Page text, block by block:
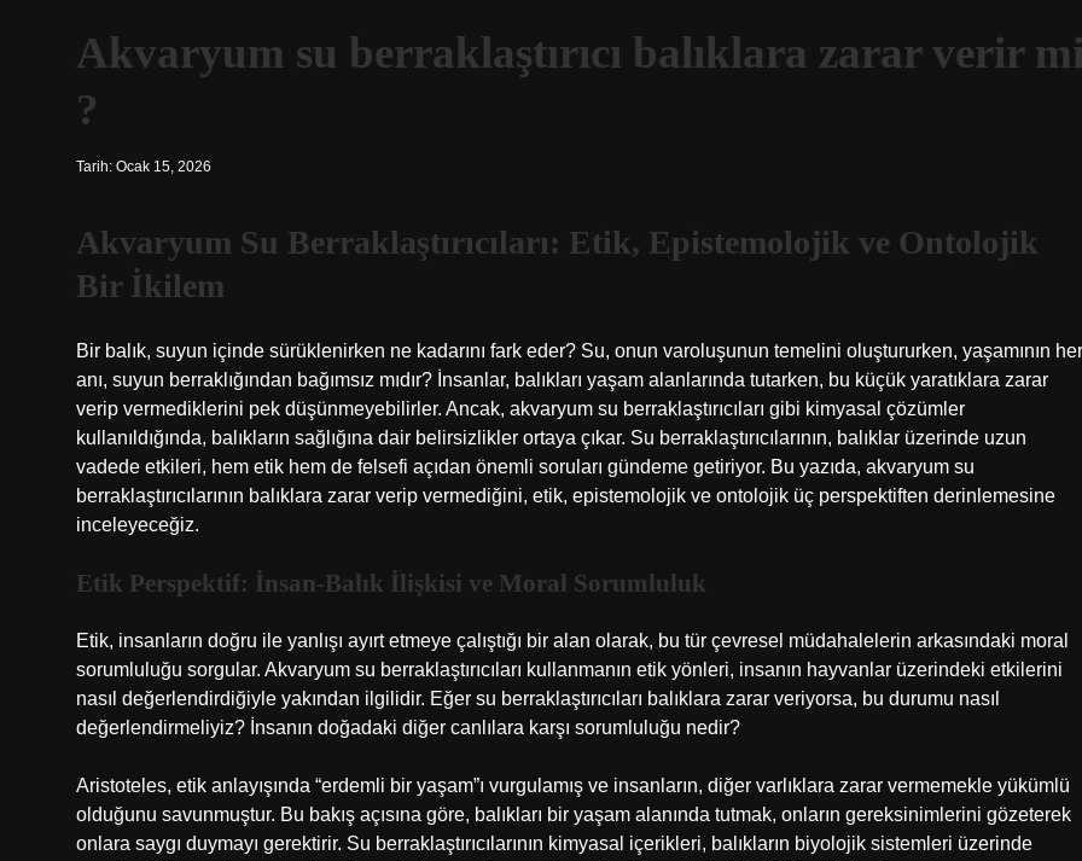
Akvaryum su berraklaştırıcı balıklara zarar verir
?
Tarih: Ocak 15, 2026
Akvaryum Su Berraklaştırıcıları: Etik, Epistemolojik ve Ontolojik
Bir İkilem
Bir balık, suyun içinde sürüklenirken ne kadarını fark eder? Su, onun varoluşunun temelini oluştururken, yaşamının her
anı, suyun berraklığından bağımsız mıdır? İnsanlar, balıkları yaşam alanlarında tutarken, bu küçük yaratıklara zarar
verip vermediklerini pek düşünmeyebilirler. Ancak, akvaryum su berraklaştırıcıları gibi kimyasal çözümler
kullanıldığında, balıkların sağlığına dair belirsizlikler ortaya çıkar. Su berraklaştırıcılarının, balıklar üzerinde uzun
vadede etkileri, hem etik hem de felsefi açıdan önemli soruları gündeme getiriyor. Bu yazıda, akvaryum su
berraklaştırıcılarının balıklara zarar verip vermediğini, etik, epistemolojik ve ontolojik üç perspektiften derinlemesine
inceleyeceğiz.
Etik Perspektif: İnsan-Balık İlişkisi ve Moral Sorumluluk
Etik, insanların doğru ile yanlışı ayırt etmeye çalıştığı bir alan olarak, bu tür çevresel müdahalelerin arkasındaki moral
sorumluluğu sorgular. Akvaryum su berraklaştırıcıları kullanmanın etik yönleri, insanın hayvanlar üzerindeki etkilerini
nasıl değerlendirdiğiyle yakından ilgilidir. Eğer su berraklaştırıcıları balıklara zarar veriyorsa, bu durumu nasıl
değerlendirmeliyiz? İnsanın doğadaki diğer canlılara karşı sorumluluğu nedir?
Aristoteles, etik anlayışında “erdemli bir yaşam”ı vurgulamış ve insanların, diğer varlıklara zarar vermemekle yükümlü
olduğunu savunmuştur. Bu bakış açısına göre, balıkları bir yaşam alanında tutmak, onların gereksinimlerini gözeterek
onlara saygı duymayı gerektirir. Su berraklaştırıcılarının kimyasal içerikleri, balıkların biyolojik sistemleri üzerinde